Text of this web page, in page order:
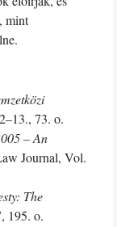
mint
73. o.
– An
Journal, Vol.
The
195. o.